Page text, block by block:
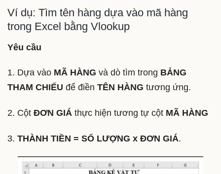
Ví dụ: Tìm tên hàng dựa vào mã hàng
trong Excel bằng Vlookup
Yêu cầu
1. Dựa vào MÃ HÀNG và dò tìm trong BẢNG
THAM CHIẾU để điền TÊN HÀNG tương ứng.
2. Cột ĐƠN GIÁ thực hiện tương tự cột MÃ HÀNG
3. THÀNH TIỀN = SỐ LƯỢNG x ĐƠN GIÁ.